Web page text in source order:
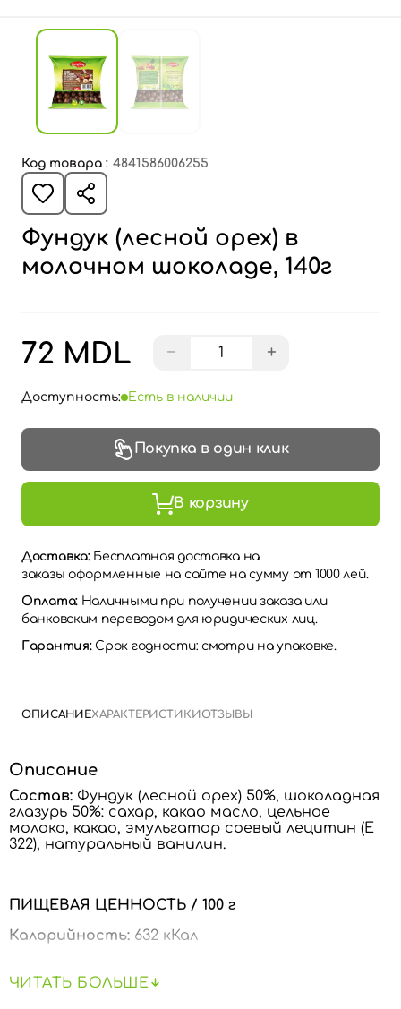
Код товара : 4841586006255
Фундук (лесной орех) в
молочном шоколаде, 140г
72 MDL − +
Доступность: Есть в наличии
Покупка в один клик
В корзину
Доставка: Бесплатная доставка на
заказы оформленные на сайте на сумму от 1000 лей.
Оплата: Наличными при получении заказа или
банковским переводом для юридических лиц.
Гарантия:Срок годности: смотри на упаковке.
ОПИСАНИЕХАРАКТЕРИСТИКИОТЗЫВЫ
Описание
Состав: Фундук (лесной орех) 50%, шоколадная
глазурь 50%: сахар, какао масло, цельное
молоко, какао, эмульгатор соевый лецитин (E
322), натуральный ванилин.
ПИЩЕВАЯ ЦЕННОСТЬ / 100 г
Калорийность: 632 кКал
• насыщенные жиры – 13,6 г
ЧИТАТЬ БОЛЬШЕ